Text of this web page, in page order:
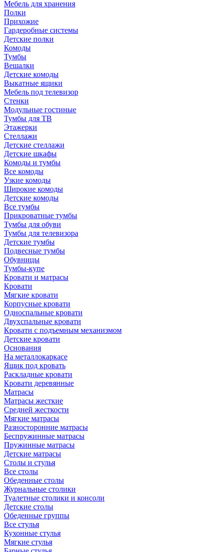
Мебель для хранения
Полки
Прихожие
Гардеробные системы
Детские полки
Комоды
Тумбы
Вешалки
Детские комоды
Выкатные ящики
Мебель под телевизор
Стенки
Модульные гостиные
Тумбы для ТВ
Этажерки
Стеллажи
Детские стеллажи
Детские шкафы
Комоды и тумбы
Все комоды
Узкие комоды
Широкие комоды
Детские комоды
Все тумбы
Прикроватные тумбы
Тумбы для обуви
Тумбы для телевизора
Детские тумбы
Подвесные тумбы
Обувницы
Тумбы-купе
Кровати и матрасы
Кровати
Мягкие кровати
Корпусные кровати
Односпальные кровати
Двухспальные кровати
Кровати с подъемным механизмом
Детские кровати
Основания
На металлокаркасе
Ящик под кровать
Раскладные кровати
Кровати деревянные
Матрасы
Матрасы жесткие
Средней жесткости
Мягкие матрасы
Разносторонние матрасы
Беспружинные матрасы
Пружинные матрасы
Детские матрасы
Столы и стулья
Все столы
Обеденные столы
Журнальные столики
Туалетные столики и консоли
Детские столы
Обеденные группы
Все стулья
Кухонные стулья
Мягкие стулья